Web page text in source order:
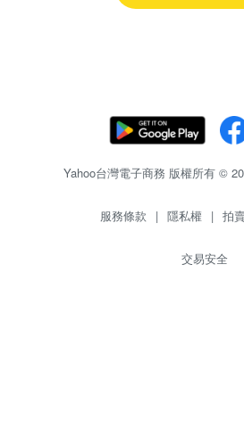
Yahoo台灣電子商務 版權所有 ©
服務條款 | 隱私權 | 拍
交易安全